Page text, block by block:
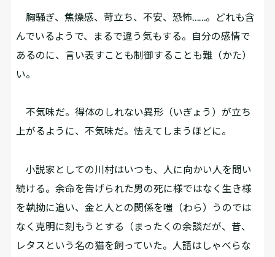
胸騒ぎ、焦燥感、苛立ち、不安、恐怖……。どれも含
んでいるようで、まるで違う気もする。自分の感情で
あるのに、言い表すことも制御することも難（かた）
い。
不気味だ。得体のしれない異形（いぎょう）が立ち
上がるように、不気味だ。怯えてしまうほどに。
小説家としての川村はいつも、人に向かい人を問い
続ける。余命を告げられた男の死に様ではなく生き様
を執拗に追い、金と人との関係を嗤（わら）うのでは
なく克明に刻もうとする（まったくの余談だが、昔、
レタスという名の猫を飼っていた。人語はしゃべらな